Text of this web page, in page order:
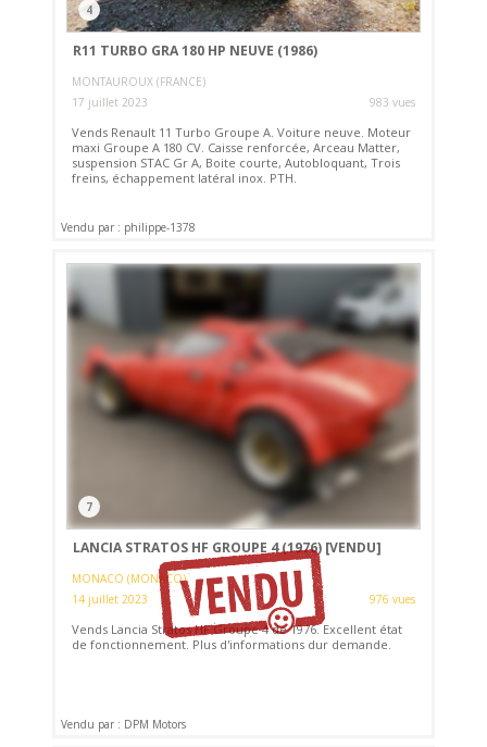
4
R11 TURBO GRA 180 HP NEUVE (1986)
MONTAUROUX (FRANCE)
17 juillet 2023
983 vues
Vends Renault 11 Turbo Groupe A. Voiture neuve. Moteur
maxi Groupe A 180 CV. Caisse renforcée, Arceau Matter,
suspension STAC Gr A, Boite courte, Autobloquant, Trois
freins, échappement latéral inox. PTH.
Vendu par : philippe-1378
7
LANCIA STRATOS HF GROUPE 4 (1976) [VENDU]
MONACO (MONACO)
14 juillet 2023
976 vues
Vends Lancia Stratos HF Groupe 4 de 1976. Excellent état
de fonctionnement. Plus d'informations dur demande.
Vendu par : DPM Motors